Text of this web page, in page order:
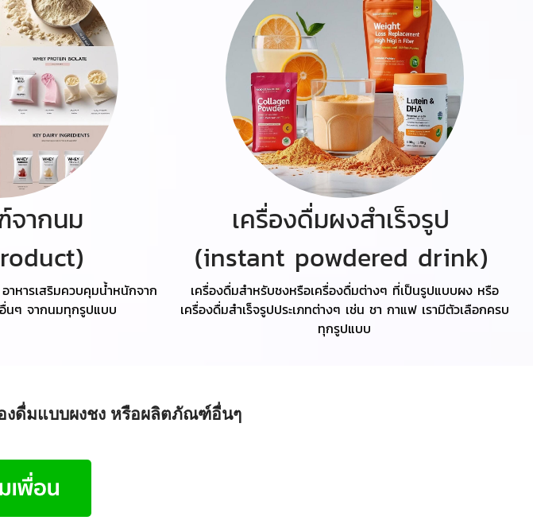
ากนม
าหารเสริมควบคุมน้ำหนักจาก
ๆ จากนมทุกรูปแบบ
เครื่องดื่มผงสำเร็จรูป
(instant powdered drink)
เครื่องดื่มสำหรับชงหรือเครื่องดื่มต่างๆ ที่เป็นรูปแบบผง หรือ
เครื่องดื่มสำเร็จรูปประเภทต่างๆ เช่น ชา กาแฟ เรามีตัวเลือกครบ
ทุกรูปแบบ
งดื่มแบบผงชง หรือผลิตภัณฑ์อื่นๆ